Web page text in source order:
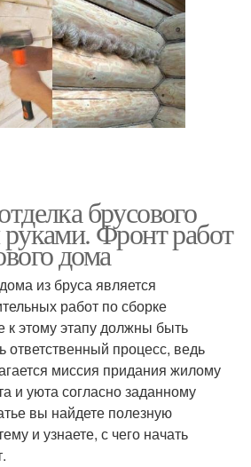
брусового
Фронт работ
дома
из бруса является
работ по сборке
к этому этапу должны быть
ответственный процесс, ведь
миссия придания жилому
и уюта согласно заданному
вы найдете полезную
и узнаете, с чего начать